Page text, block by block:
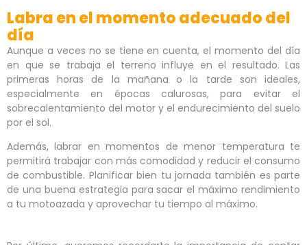
Labra en el momento adecuado del
día
Aunque a veces no se tiene en cuenta, el momento del día
en que se trabaja el terreno influye en el resultado. Las
primeras horas de la mañana o la tarde son ideales,
especialmente en épocas calurosas, para evitar el
sobrecalentamiento del motor y el endurecimiento del suelo
por el sol.
Además, labrar en momentos de menor temperatura te
permitirá trabajar con más comodidad y reducir el consumo
de combustible. Planificar bien tu jornada también es parte
de una buena estrategia para sacar el máximo rendimiento
a tu motoazada y aprovechar tu tiempo al máximo.